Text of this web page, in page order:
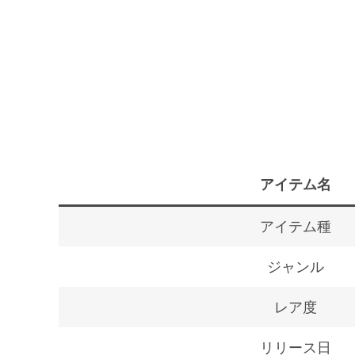
アイテム名
アイテム種
ジャンル
レア度
リリース日